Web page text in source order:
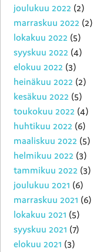
joulukuu 2022 (2)
marraskuu 2022 (2)
lokakuu 2022 (5)
syyskuu 2022 (4)
elokuu 2022 (3)
heinäkuu 2022 (2)
kesäkuu 2022 (5)
toukokuu 2022 (4)
huhtikuu 2022 (6)
maaliskuu 2022 (5)
helmikuu 2022 (3)
tammikuu 2022 (3)
joulukuu 2021 (6)
marraskuu 2021 (6)
lokakuu 2021 (5)
syyskuu 2021 (7)
elokuu 2021 (3)